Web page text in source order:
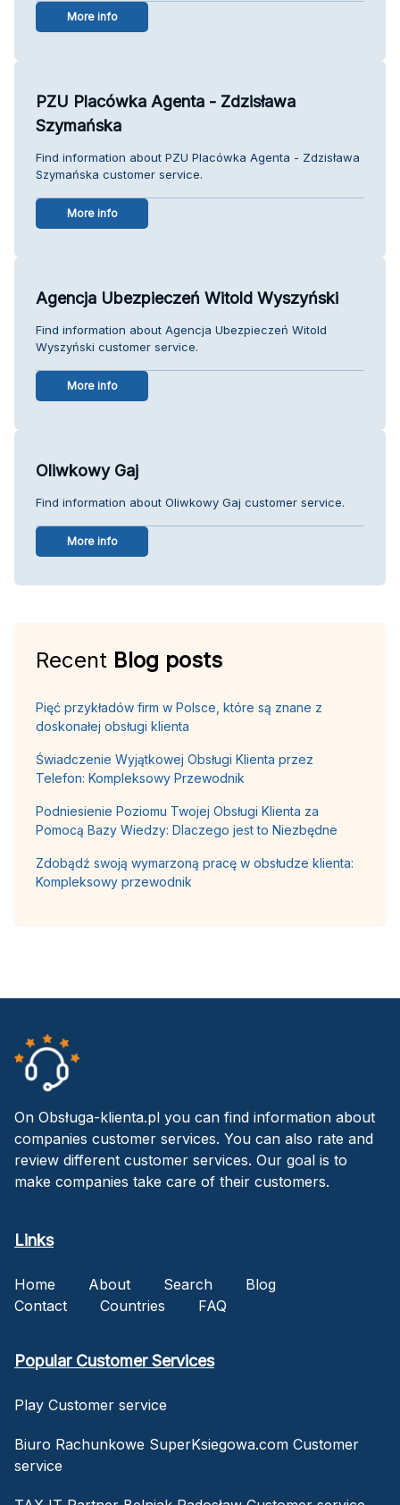
More info
PZU Placówka Agenta - Zdzisława
Szymańska
Find information about PZU Placówka Agenta - Zdzisława
Szymańska customer service.
More info
Agencja Ubezpieczeń Witold Wyszyński
Find information about Agencja Ubezpieczeń Witold
Wyszyński customer service.
More info
Oliwkowy Gaj
Find information about Oliwkowy Gaj customer service.
More info
Recent Blog posts
Pięć przykładów firm w Polsce, które są znane z
doskonałej obsługi klienta
Świadczenie Wyjątkowej Obsługi Klienta przez
Telefon: Kompleksowy Przewodnik
Podniesienie Poziomu Twojej Obsługi Klienta za
Pomocą Bazy Wiedzy: Dlaczego jest to Niezbędne
Zdobądź swoją wymarzoną pracę w obsłudze klienta:
Kompleksowy przewodnik
On Obsługa-klienta.pl you can find information about
companies customer services. You can also rate and
review different customer services. Our goal is to
make companies take care of their customers.
Links
Home About Search
Blog
Contact
Countries FAQ
Popular Customer Services
Play Customer service
Biuro Rachunkowe SuperKsiegowa.com Customer
service